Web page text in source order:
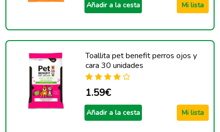
Añadir a la cesta Mi lista
Toallita pet benefit perros ojos y
cara 30 unidades
1.59€
Añadir a la cesta Mi lista